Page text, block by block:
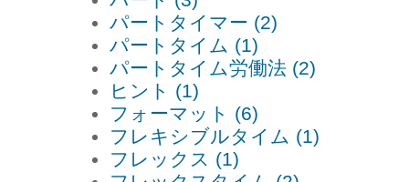
パートタイマー (2)
パートタイム (1)
パートタイム労働法 (2)
ヒント (1)
フォーマット (6)
フレキシブルタイム (1)
フレックス (1)